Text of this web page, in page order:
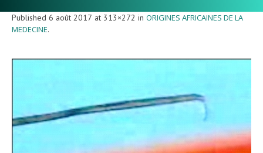
Published 6 août 2017 at 313×272 in ORIGINES AFRICAINES DE LA
MEDECINE.